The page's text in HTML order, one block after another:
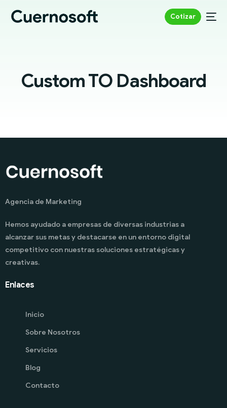
Cotizar
Custom TO Dashboard
Agencia de Marketing
Hemos ayudado a empresas de diversas industrias a
alcanzar sus metas y destacarse en un entorno digital
competitivo con nuestras soluciones estratégicas y
creativas.
Enlaces
Inicio
Sobre Nosotros
Servicios
Blog
Contacto